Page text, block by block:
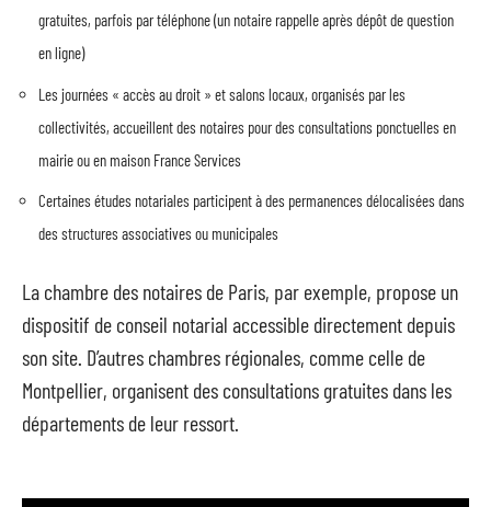
gratuites, parfois par téléphone (un notaire rappelle après dépôt de question
en ligne)
Les journées « accès au droit » et salons locaux, organisés par les
collectivités, accueillent des notaires pour des consultations ponctuelles en
mairie ou en maison France Services
Certaines études notariales participent à des permanences délocalisées dans
des structures associatives ou municipales
La chambre des notaires de Paris, par exemple, propose un
dispositif de conseil notarial accessible directement depuis
son site. D’autres chambres régionales, comme celle de
Montpellier, organisent des consultations gratuites dans les
départements de leur ressort.